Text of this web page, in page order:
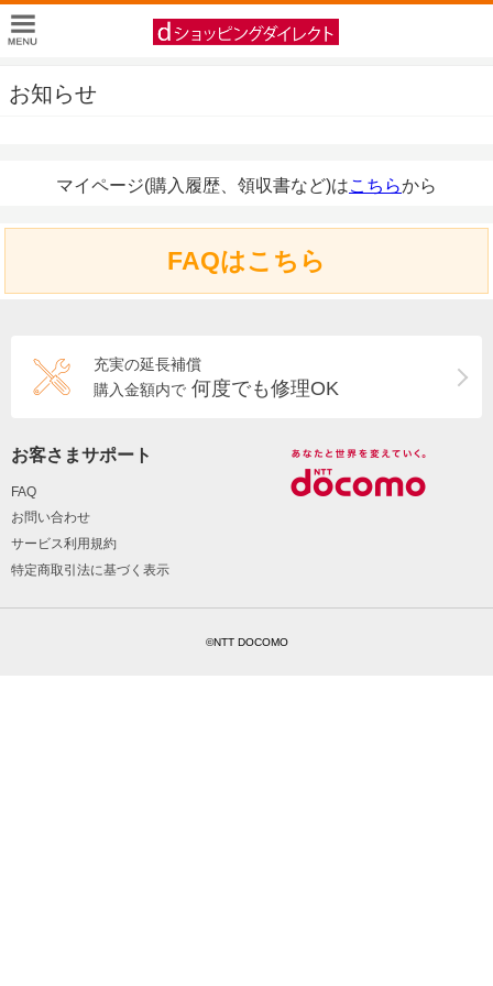
お知らせ
マイページ(購入履歴、領収書など)はこちらから
FAQはこちら
充実の延長補償
購入金額内で 何度でも修理OK
お客さまサポート
FAQ
お問い合わせ
サービス利用規約
特定商取引法に基づく表示
©NTT DOCOMO